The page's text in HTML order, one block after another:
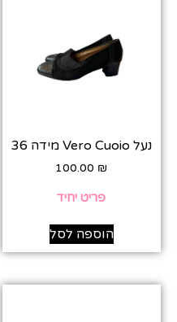
נעל Vero Cuoio מידה 36
100.00 ₪
פריט יחיד
הוספה לסל